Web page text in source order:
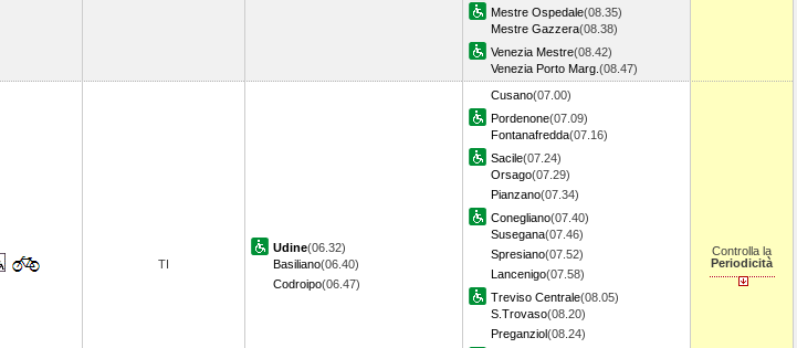
Mestre Ospedale(08.35)
Mestre Gazzera(08.38)
Venezia Mestre(08.42)
Venezia Porto Marg. (08.47)
TI
Udine(06.32)
Basiliano(06.40)
Codroipo(06.47)
Cusano(07.00)
Pordenone(07.09)
Fontanafredda(07.16)
Sacile(07.24)
Orsago(07.29)
Pianzano(07.34)
Conegliano(07.40)
Susegana(07.46)
Spresiano(07.52)
Lancenigo(07.58)
Treviso Centrale(08.05)
S.Trovaso(08.20)
Preganziol(08.24)
Controlla la
Periodicità